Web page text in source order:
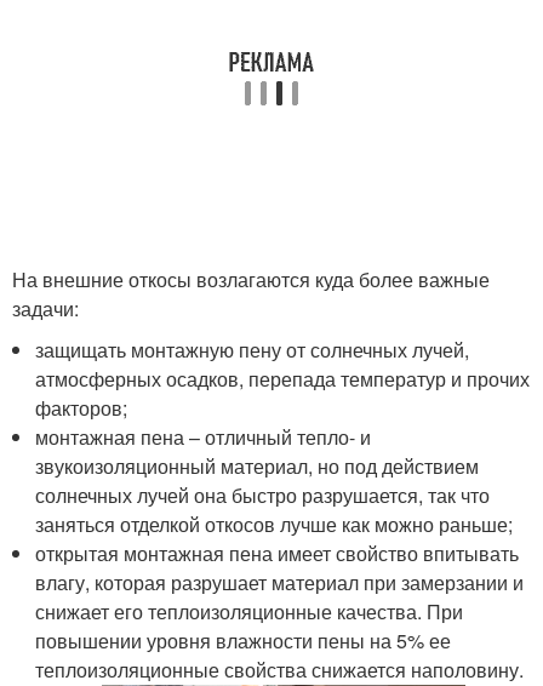
На внешние откосы возлагаются куда более важные
задачи:
защищать монтажную пену от солнечных лучей,
атмосферных осадков, перепада температур и прочих
факторов;
монтажная пена – отличный тепло- и
звукоизоляционный материал, но под действием
солнечных лучей она быстро разрушается, так что
заняться отделкой откосов лучше как можно раньше;
открытая монтажная пена имеет свойство впитывать
влагу, которая разрушает материал при замерзании и
снижает его теплоизоляционные качества. При
повышении уровня влажности пены на 5% ее
теплоизоляционные свойства снижается наполовину.